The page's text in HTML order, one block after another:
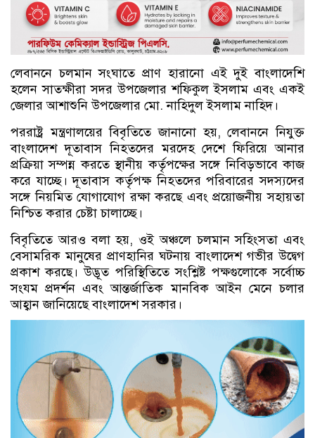
লেবাননে চলমান সংঘাতে প্রাণ হারানো এই দুই বাংলাদেশি
হলেন সাতক্ষীরা সদর উপজেলার শফিকুল ইসলাম এবং একই
জেলার আশাশুনি উপজেলার মো. নাহিদুল ইসলাম নাহিদ।
পররাষ্ট্র মন্ত্রণালয়ের বিবৃতিতে জানানো হয়, লেবাননে নিযুক্ত
বাংলাদেশ দূতাবাস নিহতদের মরদেহ দেশে ফিরিয়ে আনার
প্রক্রিয়া সম্পন্ন করতে স্থানীয় কর্তৃপক্ষের সঙ্গে নিবিড়ভাবে কাজ
করে যাচ্ছে। দূতাবাস কর্তৃপক্ষ নিহতদের পরিবারের সদস্যদের
সঙ্গে নিয়মিত যোগাযোগ রক্ষা করছে এবং প্রয়োজনীয় সহায়তা
নিশ্চিত করার চেষ্টা চালাচ্ছে।
বিবৃতিতে আরও বলা হয়, ওই অঞ্চলে চলমান সহিংসতা এবং
বেসামরিক মানুষের প্রাণহানির ঘটনায় বাংলাদেশ গভীর উদ্বেগ
প্রকাশ করছে। উদ্ভূত পরিস্থিতিতে সংশ্লিষ্ট পক্ষগুলোকে সর্বোচ্চ
সংযম প্রদর্শন এবং আন্তর্জাতিক মানবিক আইন মেনে চলার
আহ্বান জানিয়েছে বাংলাদেশ সরকার।